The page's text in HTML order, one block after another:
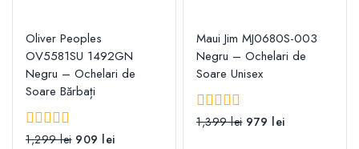
Oliver Peoples
OV5581SU 1492GN
Negru – Ochelari de
Soare Bărbați
0
1,299lei 909 lei
Maui Jim MJ0680S-003
Negru – Ochelari de
Soare Unisex
0
1,399lei 979 lei